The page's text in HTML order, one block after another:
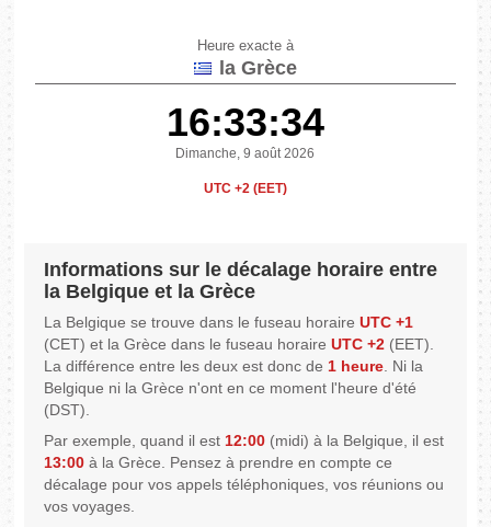
Heure exacte à
la Grèce
16:33:34
Dimanche, 9 août 2026
UTC +2 (EET)
Informations sur le décalage horaire entre
la Belgique et la Grèce
La Belgique se trouve dans le fuseau horaireUTC +1
(CET) et la Grèce dans le fuseau horaireUTC +2 (EET).
La différence entre les deux est donc de1 heure. Ni la
Belgique ni la Grèce n'ont en ce moment l'heure d'été
(DST).
Par exemple, quand il est12:00 (midi) à la Belgique, il est
13:00 à la Grèce. Pensez à prendre en compte ce
décalage pour vos appels téléphoniques, vos réunions ou
vos voyages.